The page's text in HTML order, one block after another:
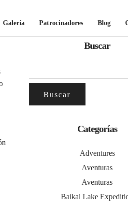
Galería Patrocinadores Blog
Buscar
Categorías
Adventures
Aventuras
Aventuras
Baikal Lake